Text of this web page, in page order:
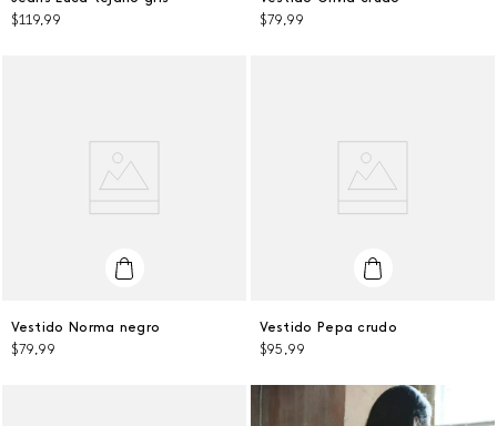
AGREGAR AL CARRITO
$119,99 $79,99
L
Vestido Norma negro
$79,99
L
Vestido Pepa crudo
$95 ,99